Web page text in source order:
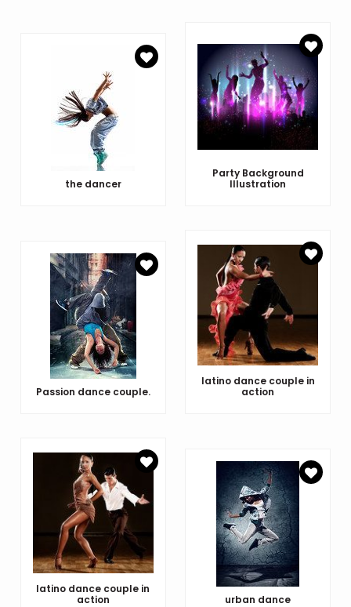
the dancer
Party Background
Illustration
Passion dance couple.
latino dance couple in
action
latino dance couple in
action
urban dance